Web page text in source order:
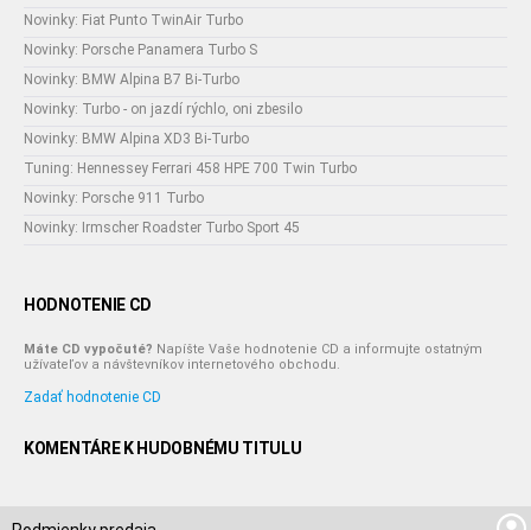
Novinky: Fiat Punto TwinAir Turbo
Novinky: Porsche Panamera Turbo S
Novinky: BMW Alpina B7 Bi-Turbo
Novinky: Turbo - on jazdí rýchlo, oni zbesilo
Novinky: BMW Alpina XD3 Bi-Turbo
Tuning: Hennessey Ferrari 458 HPE 700 Twin Turbo
Novinky: Porsche 911 Turbo
Novinky: Irmscher Roadster Turbo Sport 45
HODNOTENIE CD
Máte CD vypočuté? Napíšte Vaše hodnotenie CD a informujte ostatným
užívateľov a návštevníkov internetového obchodu.
Zadať hodnotenie CD
KOMENTÁRE K HUDOBNÉMU TITULU